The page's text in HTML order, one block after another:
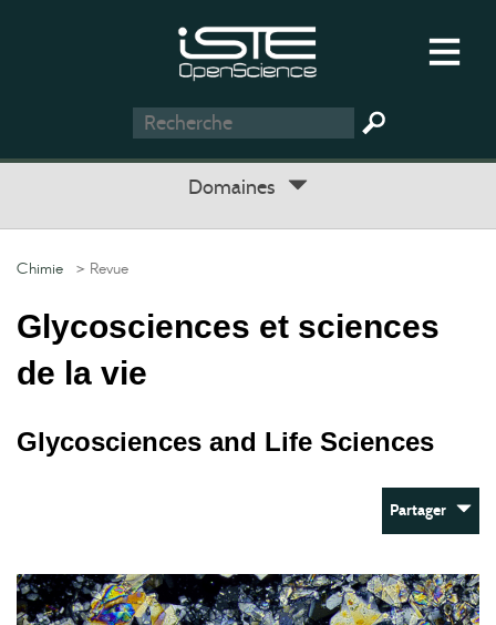
Domaines
Chimie > Revue
Glycosciences et sciences
de la vie
Glycosciences and Life Sciences
Partager